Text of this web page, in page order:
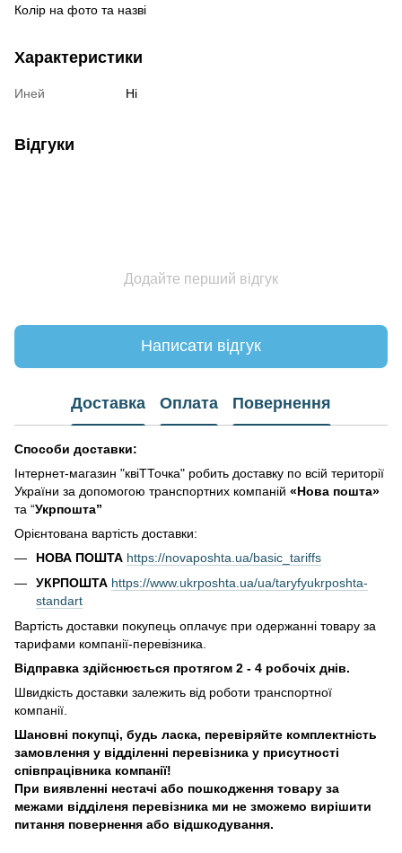
Колір на фото та назві
Характеристики
Иней Ні
Відгуки
Додайте перший відгук
Написати відгук
Доставка Оплата Повернення
Способи доставки:
Інтернет-магазин "квіТТочка" робить доставку по всій території
України за допомогою транспортних компаній «Нова пошта»
та “Укрпошта”
Орієнтована вартість доставки:
НОВА ПОШТА https://novaposhta.ua/basic_tariffs
УКРПОШТА https://www.ukrposhta.ua/ua/taryfyukrposhta-
standart
Вартість доставки покупець оплачує при одержанні товару за
тарифами компанії-перевізника.
Відправка здійснюється протягом 2 - 4 робочіх днів.
Швидкість доставки залежить від роботи транспортної
компанії.
Шановні покупці, будь ласка, перевіряйте комплектність
замовлення у відділенні перевізника у присутності
співпрацівника компанії!
При виявленні нестачі або пошкодження товару за
межами відділеня перевізника ми не зможемо вирішити
питання повернення або відшкодування.